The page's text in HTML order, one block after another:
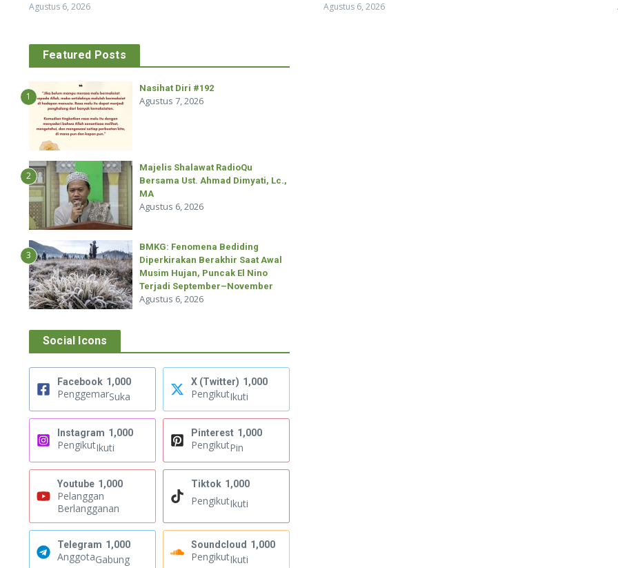
Agustus 6, 2026 Agustus 6, 2026
Featured Posts
1
Nasihat Diri #192
Agustus 7, 2026
2
Majelis Shalawat RadioQu
Bersama Ust. Ahmad Dimyati, Lc.,
MA
Agustus 6, 2026
3
BMKG: Fenomena Bediding
Diperkirakan Berakhir Saat Awal
Musim Hujan, Puncak El Nino
Terjadi September–November
Agustus 6, 2026
Social Icons
Facebook 1,000
PenggemarSuka
X (Twitter) 1,000
PengikutIkuti
Instagram 1,000
PengikutIkuti
Pinterest 1,000
PengikutPin
Youtube 1,000
Pelanggan
Berlangganan
Tiktok 1,000
PengikutIkuti
Telegram 1,000
AnggotaGabung
Soundcloud 1,000
PengikutIkuti